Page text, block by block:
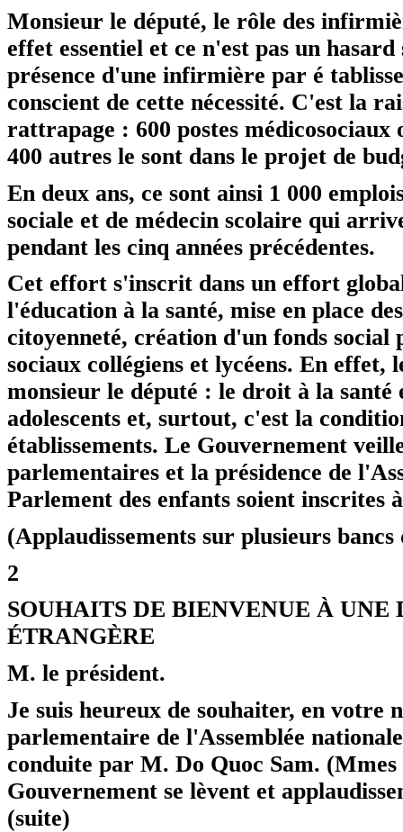
Monsieur le député, le rôle des
effet essentiel et ce n'est pas un
présence d'une infirmière par é
conscient de cette nécessité. C'est la
rattrapage : 600 postes médicosociaux
400 autres le sont dans le projet de
En deux ans, ce sont ainsi 1 000
sociale et de médecin scolaire qui
pendant les cinq années précédentes.
Cet effort s'inscrit dans un effort
l'éducation à la santé, mise en place
citoyenneté, création d'un fonds social
sociaux collégiens et lycéens. En
monsieur le député : le droit à la
adolescents et, surtout, c'est la
établissements. Le Gouvernement
parlementaires et la présidence de
Parlement des enfants soient
(Applaudissements sur plusieurs
2
SOUHAITS DE BIENVENUE À
ÉTRANGÈRE
M. le président.
Je suis heureux de souhaiter, en votre
parlementaire de l'Assemblée
conduite par M. Do Quoc Sam.
Gouvernement se lèvent et
(suite)